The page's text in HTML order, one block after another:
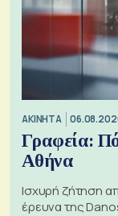
ΑΚΙΝΗΤΑ
Γραφεία:
Αθήνα
Ισχυρή ζήτηση
έρευνα της